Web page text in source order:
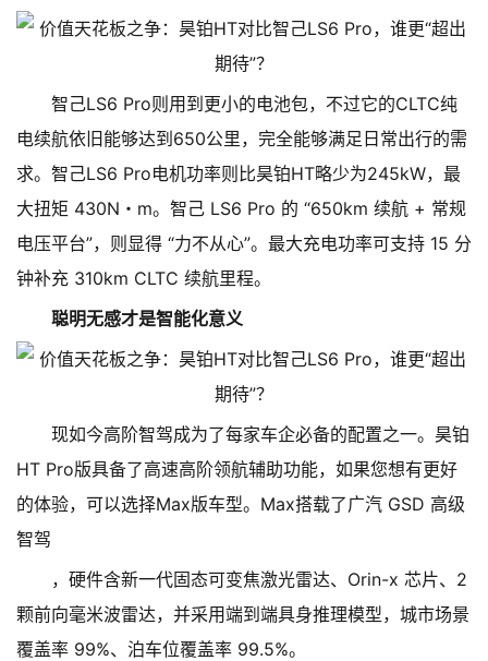
智己LS6 Pro则用到更小的电池包，不过它的CLTC纯
电续航依旧能够达到650公里，完全能够满足日常出行的需
求。智己LS6 Pro电机功率则比昊铂HT略少为245kW，最
大扭矩 430N・m。智己 LS6 Pro 的 “650km 续航 + 常规
电压平台”，则显得 “力不从心”。最大充电功率可支持 15 分
钟补充 310km CLTC 续航里程。
聪明无感才是智能化意义
现如今高阶智驾成为了每家车企必备的配置之一。昊铂
HT Pro版具备了高速高阶领航辅助功能，如果您想有更好
的体验，可以选择Max版车型。Max搭载了广汽 GSD 高级
智驾
，硬件含新一代固态可变焦激光雷达、Orin-x 芯片、2
颗前向毫米波雷达，并采用端到端具身推理模型，城市场景
覆盖率 99%、泊车位覆盖率 99.5%。